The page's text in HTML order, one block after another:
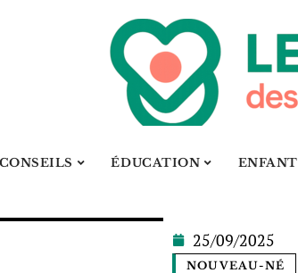
CONSEILS ÉDUCATION ENFANT
25/09/2025
NOUVEAU-NÉ